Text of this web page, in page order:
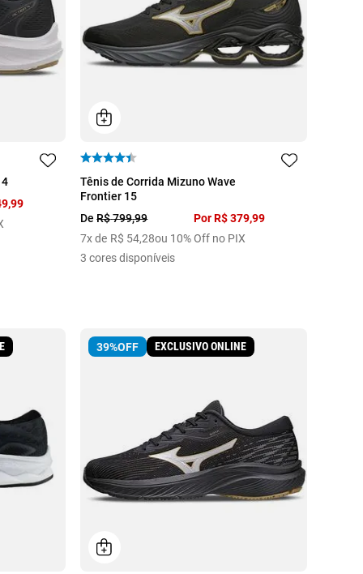
,99
39
Tênis de Corrida Mizuno Wave
Frontier 15
DeR$799,99 PorR$ 379,99
7x de R$ 54,28ou 10% Off no PIX
3 cores disponíveis
39%OFF EXCLUSIVO ONLINE